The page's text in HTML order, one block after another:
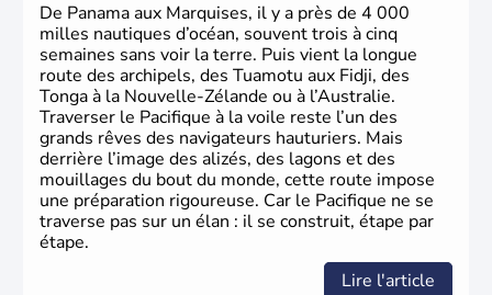
De Panama aux Marquises, il y a près de 4 000
milles nautiques d’océan, souvent trois à cinq
semaines sans voir la terre. Puis vient la longue
route des archipels, des Tuamotu aux Fidji, des
Tonga à la Nouvelle-Zélande ou à l’Australie.
Traverser le Pacifique à la voile reste l’un des
grands rêves des navigateurs hauturiers. Mais
derrière l’image des alizés, des lagons et des
mouillages du bout du monde, cette route impose
une préparation rigoureuse. Car le Pacifique ne se
traverse pas sur un élan : il se construit, étape par
étape.
Lire l'article